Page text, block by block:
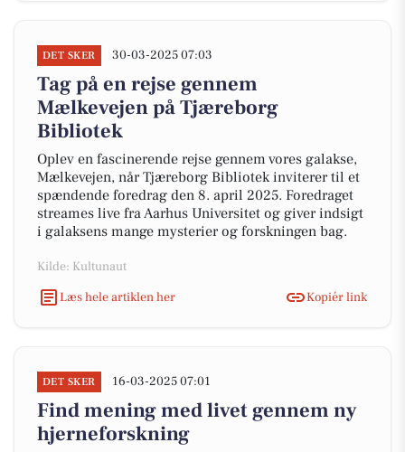
DET SKER 30-03-2025 07:03
Tag på en rejse gennem
Mælkevejen på Tjæreborg
Bibliotek
Oplev en fascinerende rejse gennem vores galakse,
Mælkevejen, når Tjæreborg Bibliotek inviterer til et
spændende foredrag den 8. april 2025. Foredraget
streames live fra Aarhus Universitet og giver indsigt
i galaksens mange mysterier og forskningen bag.
Kilde: Kultunaut
Læs hele artiklen her
Kopiér link
DET SKER 16-03-2025 07:01
Find mening med livet gennem ny
hjerneforskning